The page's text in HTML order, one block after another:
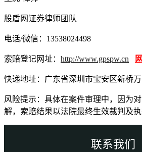
股盾网证券律师团队
电话/微信：13538024498
索赔登记网址： http://www.gpspw.cn
快递地址：广东省深圳市宝安区新桥
风险提示：具体在案件审理中，因为
解，索赔结果以法院最终生效裁判及执
联系我们